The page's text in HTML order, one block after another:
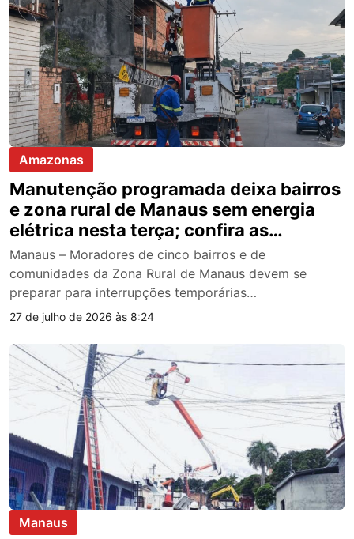
Amazonas
Manutenção programada deixa bairros
e zona rural de Manaus sem energia
elétrica nesta terça; confira as
localidades afetadas
Manaus – Moradores de cinco bairros e de
comunidades da Zona Rural de Manaus devem se
preparar para interrupções temporárias…
27 de julho de 2026 às 8:24
Manaus